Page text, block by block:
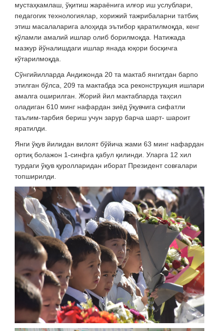
мустаҳкамлаш, ўқитиш жараёнига илғор иш услублари,
педагогик технологиялар, хорижий тажрибаларни татбиқ
этиш масалаларига алоҳида эътибор қаратилмоқда, кенг
кўламли амалий ишлар олиб борилмоқда. Натижада
мазкур йўналишдаги ишлар янада юқори босқичга
кўтарилмоқда.
Сўнгийилларда Андижонда 20 та мактаб янгитдан барпо
этилган бўлса, 209 та мактабда эса реконструкция ишлари
амалга оширилган. Жорий йил мактабларда таҳсил
оладиган 610 минг нафардан зиёд ўқувчига сифатли
таълим-тарбия бериш учун зарур барча шарт- шароит
яратилди.
Янги ўқув йилидан вилоят бўйича жами 63 минг нафардан
ортиқ болажон 1-синфга қабул қилинди. Уларга 12 хил
турдаги ўқув қуролларидан иборат Президент совғалари
топширилди.